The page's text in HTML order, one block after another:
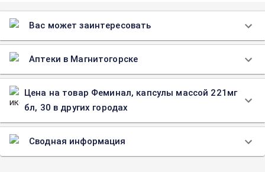
Вас может заинтересовать
Аптеки в Магнитогорске
Цена на товар Феминал, капсулы массой 221мг
бл, 30 в других городах
Сводная информация